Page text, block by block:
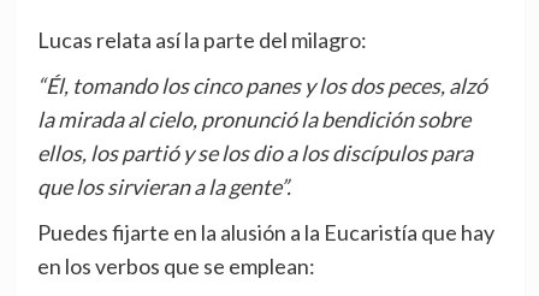
Lucas relata así la parte del milagro:
“Él, tomando los cinco panes y los dos peces, alzó
la mirada al cielo, pronunció la bendición sobre
ellos, los partió y se los dio a los discípulos para
que los sirvieran a la gente”.
Puedes fijarte en la alusión a la Eucaristía que hay
en los verbos que se emplean: